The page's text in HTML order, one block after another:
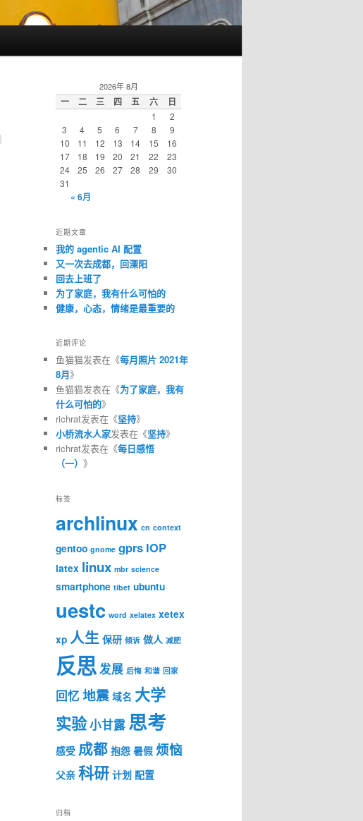
2026年 8月
一 二 三 四 五 六 日
1
2
3
4 5 6 7 8
9
10
11 12 13 14 15
16
17
18 19 20 21 22
23
24
25 26 27 28 29
30
31
« 6月
近期文章
我的 agentic AI 配置
又一次去成都，回溧阳
回去上班了
为了家庭，我有什么可怕的
健康，心态，情绪是最重要的
近期评论
鱼猫猫发表在《每月照片 2021年
8月》
鱼猫猫发表在《为了家庭，我有
什么可怕的》
richrat发表在《坚持》
小桥流水人家发表在《坚持》
richrat发表在《每日感悟
（一） 》
标签
archlinux cn context
gentoo gnome gprs IOP
latex linux mbr science
smartphone tibet ubuntu
uestc word xelatex xetex
xp 人生 保研 倾诉 做人 减肥
反思发展 后悔 和谐 回家
回忆地震 域名 大学
实验小甘露 思考
感受 成都 抱怨 暑假 烦恼
父亲 科研 计划 配置
归档